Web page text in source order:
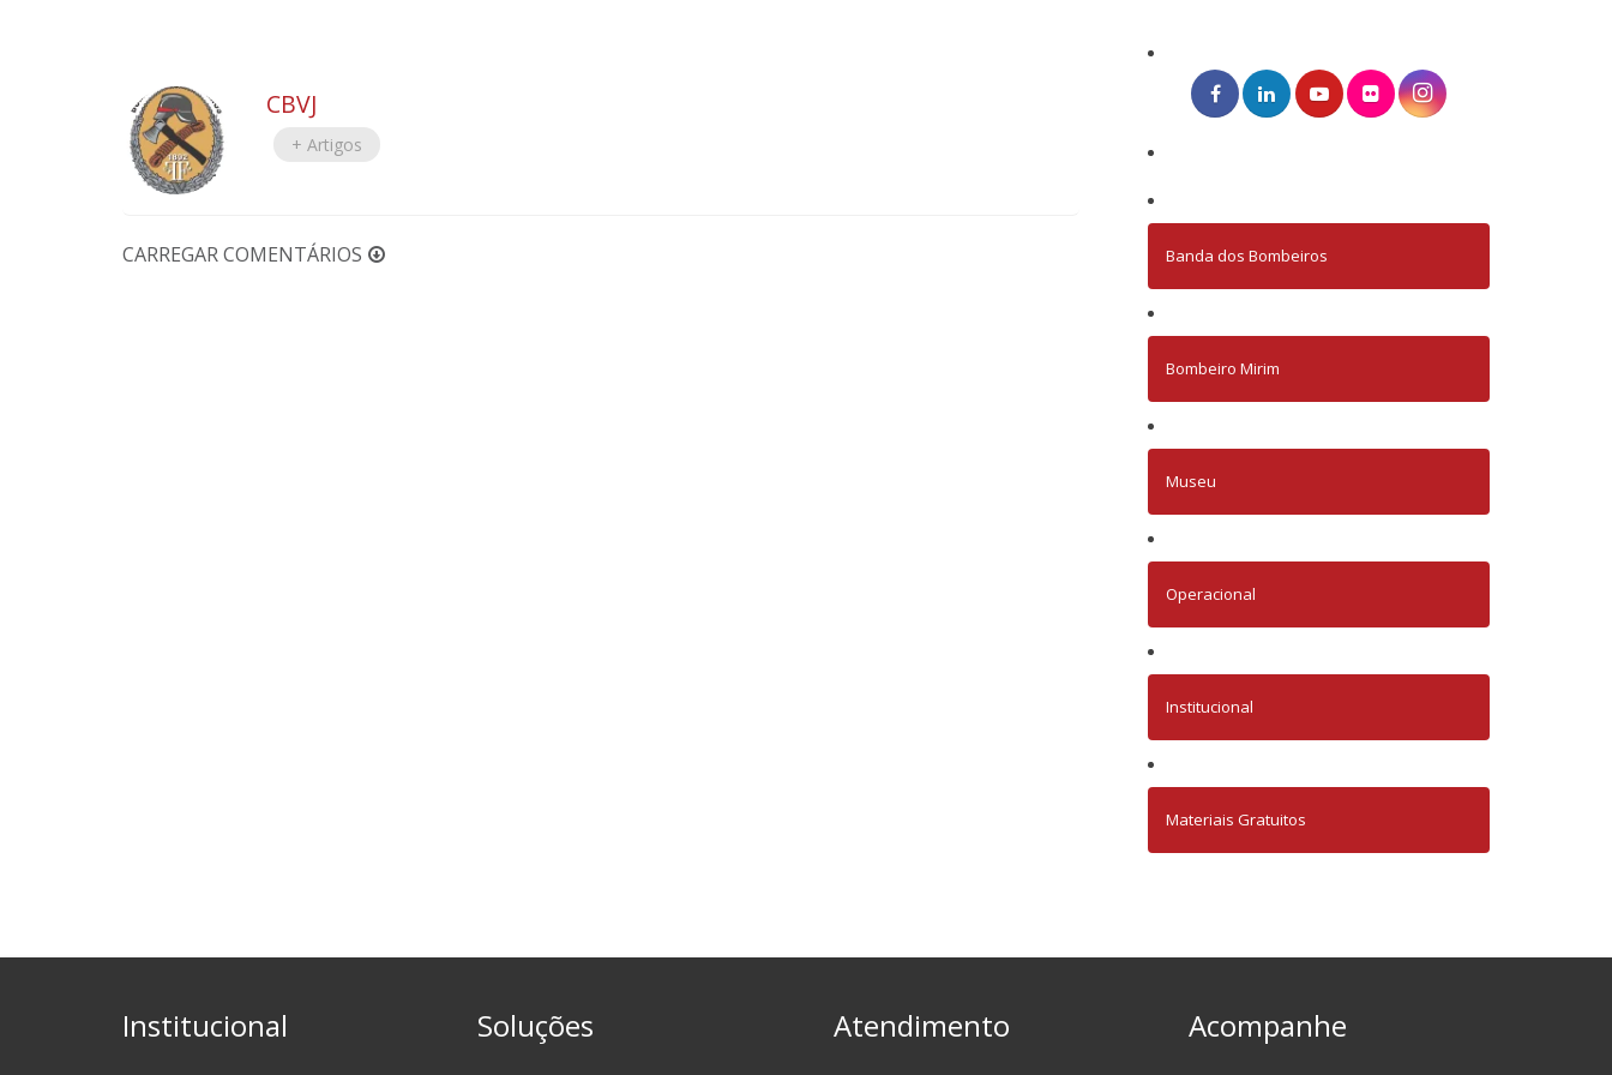
CBVJ
+ Artigos
CARREGAR COMENTÁRIOS Banda dos Bombeiros
Bombeiro Mirim
Museu
Operacional
Institucional
Materiais Gratuitos
Institucional Soluções Atendimento Acompanhe